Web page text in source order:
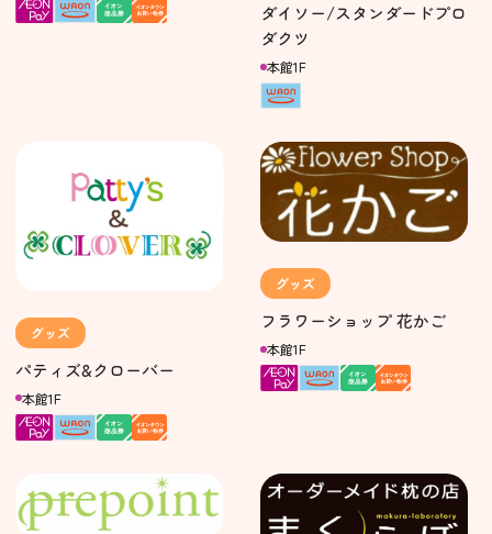
ダイソー/スタンダードプロ
ダクツ
本館1F
グッズ
パティズ&クローバー
本館1F
グッズ
フラワーショップ 花かご
本館1F